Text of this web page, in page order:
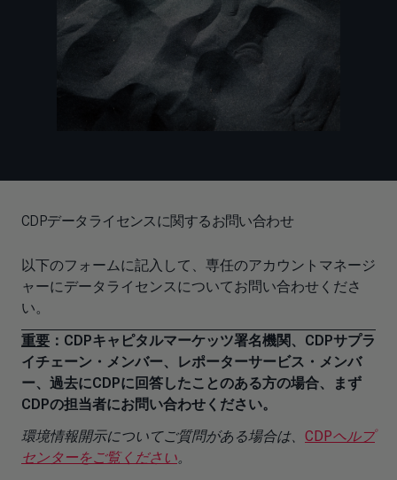
CDPデータライセンスに関するお問い合わせ
以下のフォームに記入して、専任のアカウントマネージ
ャーにデータライセンスについてお問い合わせくださ
い。
重要 ：CDPキャピタルマーケッツ署名機関、CDPサプラ
イチェーン・メンバー、レポーターサービス・メンバ
ー、過去にCDPに回答したことのある方の場合、まず
CDPの担当者にお問い合わせください。
環境情報開示についてご質問がある場合は、 CDPヘルプ
センターをご覧ください。